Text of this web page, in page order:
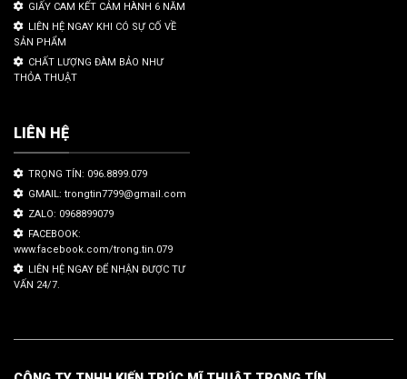
GIẤY CAM KẾT CẢM HÀNH 6 NĂM
LIÊN HỆ NGAY KHI CÓ SỰ CỐ VỀ
SẢN PHẨM
CHẤT LƯỢNG ĐÀM BẢO NHƯ
THỎA THUẬT
LIÊN HỆ
TRỌNG TÍN: 096.8899.079
GMAIL: trongtin7799@gmail.com
ZALO: 0968899079
FACEBOOK:
www.facebook.com/trong.tin.079
LIÊN HỆ NGAY ĐỂ NHẬN ĐƯỢC TƯ
VẤN 24/7.